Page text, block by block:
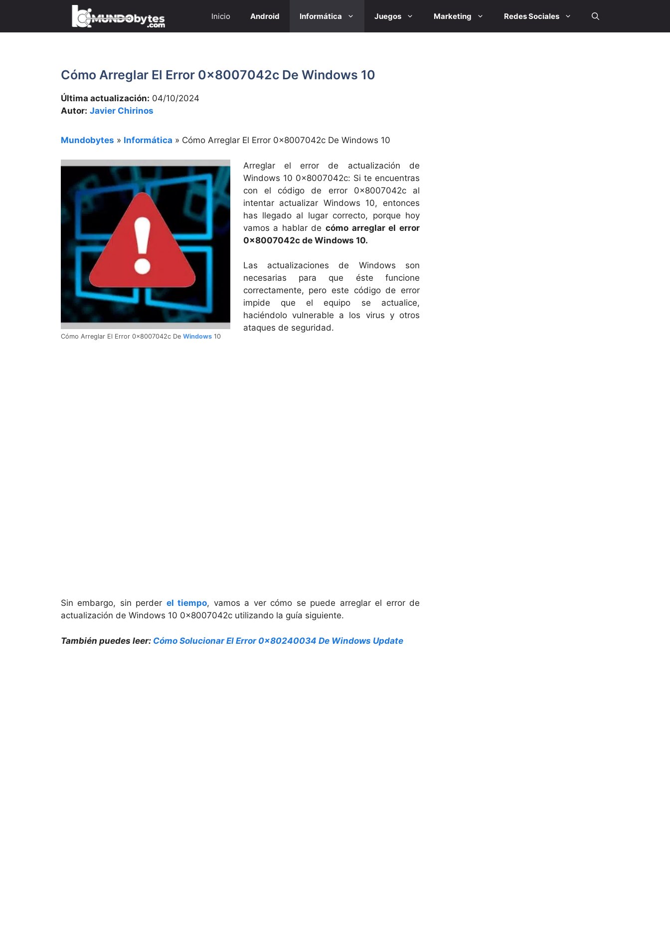
contenido
Inicio Android Informática Juegos Marketing Redes Sociales
Cómo Arreglar El Error 0x8007042c De Windows 10
Última actualización: 04/10/2024
Autor: Javier Chirinos
Mundobytes » Informática » Cómo Arreglar El Error 0x8007042c De Windows 10
Cómo Arreglar El Error 0x8007042c De Windows 10
Arreglar el error de actualización de
Windows 10 0x8007042c: Si te encuentras
con el código de error 0x8007042c al
intentar actualizar Windows 10, entonces
has llegado al lugar correcto, porque hoy
vamos a hablar decómo arreglar el error
0x8007042c de Windows 10.
Las actualizaciones de Windows son
necesarias para que éste funcione
correctamente, pero este código de error
impide que el equipo se actualice,
haciéndolo vulnerable a los virus y otros
ataques de seguridad.
Sin embargo, sin perder el tiempo, vamos a ver cómo se puede arreglar el error de
actualización de Windows 10 0x8007042c utilizando la guía siguiente.
También puedes leer: Cómo Solucionar El Error 0x80240034 De Windows Update